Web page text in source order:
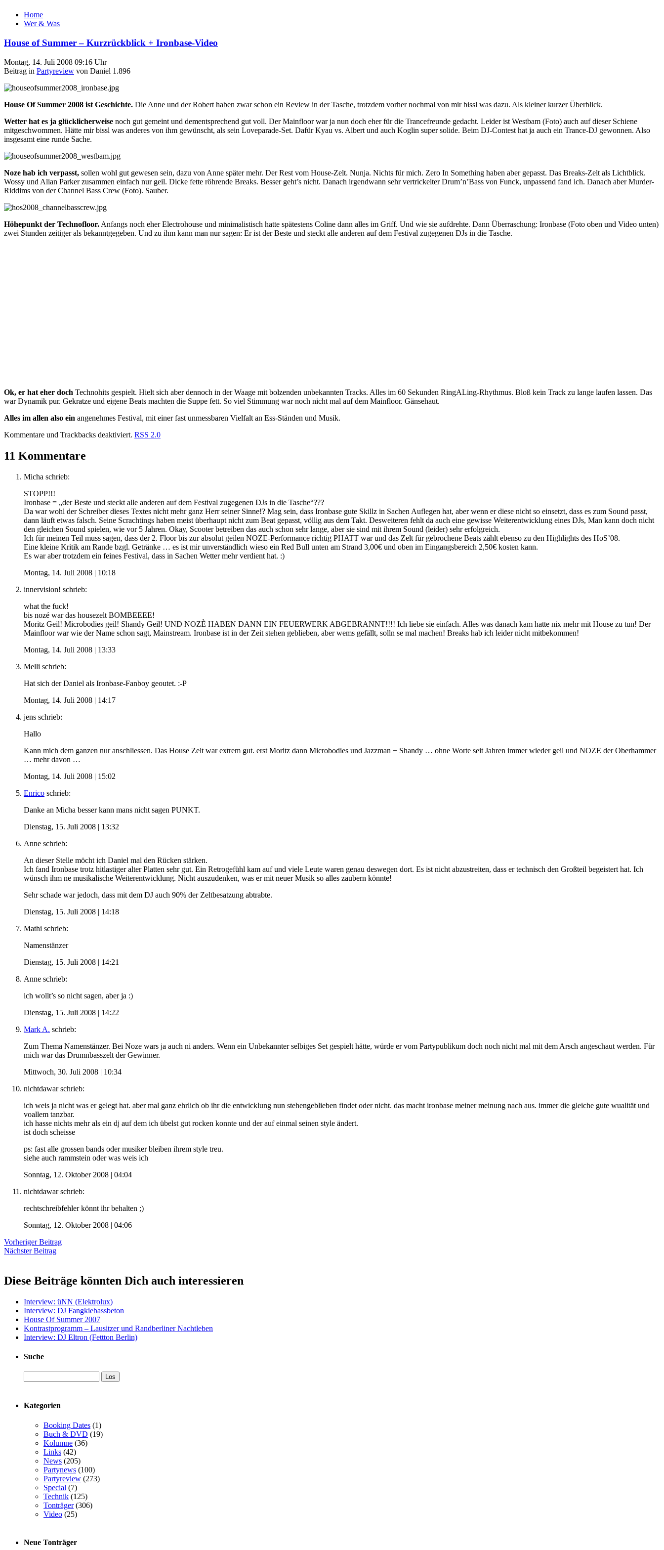
Home
Wer & Was
House of Summer – Kurzrückblick + Ironbase-Video
Montag, 14. Juli 2008 09:16 Uhr
Beitrag in Partyreview von Daniel 1.896
House Of Summer 2008 ist Geschichte. Die Anne und der Robert haben zwar schon ein Review in der Tasche, trotzdem vorher nochmal von mir bissl was dazu. Als kleiner kurzer Überblick.
Wetter hat es ja glücklicherweise noch gut gemeint und dementsprechend gut voll. Der Mainfloor war ja nun doch eher für die Trancefreunde gedacht. Leider ist Westbam (Foto) auch auf dieser Schiene
mitgeschwommen. Hätte mir bissl was anderes von ihm gewünscht, als sein Loveparade-Set. Dafür Kyau vs. Albert und auch Koglin super solide. Beim DJ-Contest hat ja auch ein Trance-DJ gewonnen. Also
insgesamt eine runde Sache.
Noze hab ich verpasst, sollen wohl gut gewesen sein, dazu von Anne später mehr. Der Rest vom House-Zelt. Nunja. Nichts für mich. Zero In Something haben aber gepasst. Das Breaks-Zelt als Lichtblick.
Wossy und Alian Parker zusammen einfach nur geil. Dicke fette röhrende Breaks. Besser geht’s nicht. Danach irgendwann sehr vertrickelter Drum’n’Bass von Funck, unpassend fand ich. Danach aber Murder-
Riddims von der Channel Bass Crew (Foto). Sauber.
Höhepunkt der Technofloor. Anfangs noch eher Electrohouse und minimalistisch hatte spätestens Coline dann alles im Griff. Und wie sie aufdrehte. Dann Überraschung: Ironbase (Foto oben und Video unten)
zwei Stunden zeitiger als bekanntgegeben. Und zu ihm kann man nur sagen: Er ist der Beste und steckt alle anderen auf dem Festival zugegenen DJs in die Tasche.
Ok, er hat eher doch Technohits gespielt. Hielt sich aber dennoch in der Waage mit bolzenden unbekannten Tracks. Alles im 60 Sekunden RingALing-Rhythmus. Bloß kein Track zu lange laufen lassen. Das
war Dynamik pur. Gekratze und eigene Beats machten die Suppe fett. So viel Stimmung war noch nicht mal auf dem Mainfloor. Gänsehaut.
Alles im allen also ein angenehmes Festival, mit einer fast unmessbaren Vielfalt an Ess-Ständen und Musik.
Kommentare und Trackbacks deaktiviert. RSS 2.0
11 Kommentare
Micha schrieb:
STOPP!!!
Ironbase = „der Beste und steckt alle anderen auf dem Festival zugegenen DJs in die Tasche“???
Da war wohl der Schreiber dieses Textes nicht mehr ganz Herr seiner Sinne!? Mag sein, dass Ironbase gute Skillz in Sachen Auflegen hat, aber wenn er diese nicht so einsetzt, dass es zum Sound passt,
dann läuft etwas falsch. Seine Scrachtings haben meist überhaupt nicht zum Beat gepasst, völlig aus dem Takt. Desweiteren fehlt da auch eine gewisse Weiterentwicklung eines DJs, Man kann doch nicht
den gleichen Sound spielen, wie vor 5 Jahren. Okay, Scooter betreiben das auch schon sehr lange, aber sie sind mit ihrem Sound (leider) sehr erfolgreich.
Ich für meinen Teil muss sagen, dass der 2. Floor bis zur absolut geilen NOZE-Performance richtig PHATT war und das Zelt für gebrochene Beats zählt ebenso zu den Highlights des HoS’08.
Eine kleine Kritik am Rande bzgl. Getränke … es ist mir unverständlich wieso ein Red Bull unten am Strand 3,00€ und oben im Eingangsbereich 2,50€ kosten kann.
Es war aber trotzdem ein feines Festival, dass in Sachen Wetter mehr verdient hat. :)
Montag, 14. Juli 2008 | 10:18
innervision! schrieb:
what the fuck!
bis nozé war das housezelt BOMBEEEE!
Moritz Geil! Microbodies geil! Shandy Geil! UND NOZÈ HABEN DANN EIN FEUERWERK ABGEBRANNT!!!! Ich liebe sie einfach. Alles was danach kam hatte nix mehr mit House zu tun! Der
Mainfloor war wie der Name schon sagt, Mainstream. Ironbase ist in der Zeit stehen geblieben, aber wems gefällt, solln se mal machen! Breaks hab ich leider nicht mitbekommen!
Montag, 14. Juli 2008 | 13:33
Melli schrieb:
Hat sich der Daniel als Ironbase-Fanboy geoutet. :-P
Montag, 14. Juli 2008 | 14:17
jens schrieb:
Hallo
Kann mich dem ganzen nur anschliessen. Das House Zelt war extrem gut. erst Moritz dann Microbodies und Jazzman + Shandy … ohne Worte seit Jahren immer wieder geil und NOZE der Oberhammer
… mehr davon …
Montag, 14. Juli 2008 | 15:02
Enrico schrieb:
Danke an Micha besser kann mans nicht sagen PUNKT.
Dienstag, 15. Juli 2008 | 13:32
Anne schrieb:
An dieser Stelle möcht ich Daniel mal den Rücken stärken.
Ich fand Ironbase trotz hitlastiger alter Platten sehr gut. Ein Retrogefühl kam auf und viele Leute waren genau deswegen dort. Es ist nicht abzustreiten, dass er technisch den Großteil begeistert hat. Ich
wünsch ihm ne musikalische Weiterentwicklung. Nicht auszudenken, was er mit neuer Musik so alles zaubern könnte!
Sehr schade war jedoch, dass mit dem DJ auch 90% der Zeltbesatzung abtrabte.
Dienstag, 15. Juli 2008 | 14:18
Mathi schrieb:
Namenstänzer
Dienstag, 15. Juli 2008 | 14:21
Anne schrieb:
ich wollt’s so nicht sagen, aber ja :)
Dienstag, 15. Juli 2008 | 14:22
Mark A. schrieb:
Zum Thema Namenstänzer. Bei Noze wars ja auch ni anders. Wenn ein Unbekannter selbiges Set gespielt hätte, würde er vom Partypublikum doch noch nicht mal mit dem Arsch angeschaut werden. Für
mich war das Drumnbasszelt der Gewinner.
Mittwoch, 30. Juli 2008 | 10:34
nichtdawarschrieb:
ich weis ja nicht was er gelegt hat. aber mal ganz ehrlich ob ihr die entwicklung nun stehengeblieben findet oder nicht. das macht ironbase meiner meinung nach aus. immer die gleiche gute wualität und
voallem tanzbar.
ich hasse nichts mehr als ein dj auf dem ich übelst gut rocken konnte und der auf einmal seinen style ändert.
ist doch scheisse
ps: fast alle grossen bands oder musiker bleiben ihrem style treu.
siehe auch rammstein oder was weis ich
Sonntag, 12. Oktober 2008 | 04:04
nichtdawarschrieb:
rechtschreibfehler könnt ihr behalten ;)
Sonntag, 12. Oktober 2008 | 04:06
Vorheriger Beitrag
Nächster Beitrag
Diese Beiträge könnten Dich auch interessieren
Interview: üNN (Elektrolux)
Interview: DJ Fangkiebassbeton
House Of Summer 2007
Kontrastprogramm – Lausitzer und Randberliner Nachtleben
Interview: DJ Eltron (Fettton Berlin)
Suche
Kategorien
Booking Dates (1)
Buch & DVD (19)
Kolumne (36)
Links (42)
News (205)
Partynews (100)
Partyreview (273)
Special (7)
Technik (125)
Tonträger(306)
Video (25)
Neue Tonträger